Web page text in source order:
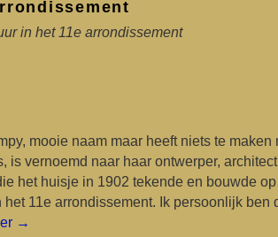
in het 11e arrondissement
mooie naam maar heeft niets te maken
is vernoemd naar haar ontwerper,
het huisje in 1902 tekende en bouwde
het 11e arrondissement. Ik persoonlijk ben
→